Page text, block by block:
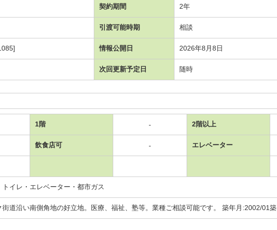
契約期間 2年
引渡可能時期 相談
情報公開日 2026年8月8日
次回更新予定日 随時
1階 - 2階以上
飲食店可 - エレベーター
トイレ・エレベーター・都市ガス
街道沿い南側角地の好立地。医療、福祉、塾等。業種ご相談可能です。 築年月:2002/01築